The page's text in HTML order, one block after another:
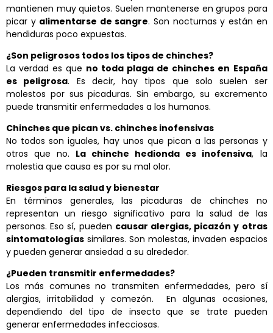
mantienen muy quietos. Suelen mantenerse en grupos para
picar y alimentarse de sangre. Son nocturnas y están en
hendiduras poco expuestas.
¿Son peligrosos todos los tipos de chinches?
La verdad es que no toda plaga de chinches en España
es peligrosa. Es decir, hay tipos que solo suelen ser
molestos por sus picaduras. Sin embargo, su excremento
puede transmitir enfermedades a los humanos.
Chinches que pican vs. chinches inofensivas
No todos son iguales, hay unos que pican a las personas y
otros que no. La chinche hedionda es inofensiva, la
molestia que causa es por su mal olor.
Riesgos para la salud y bienestar
En términos generales, las picaduras de chinches no
representan un riesgo significativo para la salud de las
personas. Eso sí, pueden causar alergias, picazón y otras
sintomatologías similares. Son molestas, invaden espacios
y pueden generar ansiedad a su alrededor.
¿Pueden transmitir enfermedades?
Los más comunes no transmiten enfermedades, pero sí
alergias, irritabilidad y comezón. En algunas ocasiones,
dependiendo del tipo de insecto que se trate pueden
generar enfermedades infecciosas.